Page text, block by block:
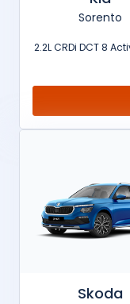
Sorento
2.2L CRDi DCT 8
Skoda